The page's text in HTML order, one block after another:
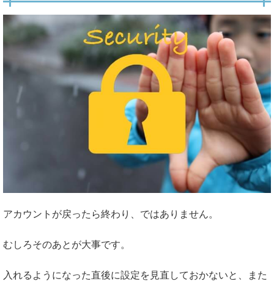
アカウントが戻ったら終わり、ではありません。
むしろそのあとが大事です。
入れるようになった直後に設定を見直しておかないと、また